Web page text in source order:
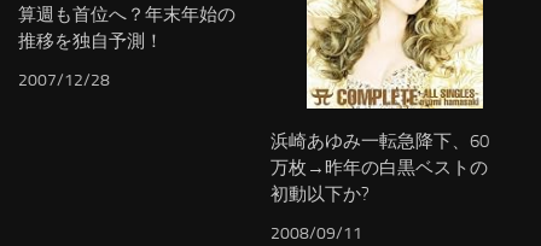
算週も首位へ？年末年始の
推移を独自予測！
2007/12/28
浜崎あゆみ一転急降下、60
万枚→昨年の白黒ベストの
初動以下か?
2008/09/11